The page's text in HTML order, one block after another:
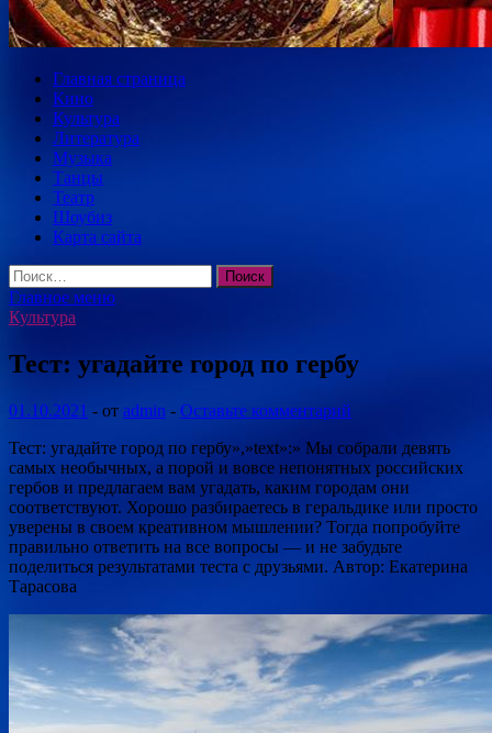
Главная страница
Кино
Культура
Литература
Музыка
Танцы
Театр
Шоубиз
Карта сайта
Найти:
Главное меню
Культура
Тест: угадайте город по гербу
01.10.2021 - от admin - Оставьте комментарий
Тест: угадайте город по гербу»,»text»:» Мы собрали девять
самых необычных, а порой и вовсе непонятных российских
гербов и предлагаем вам угадать, каким городам они
соответствуют. Хорошо разбираетесь в геральдике или просто
уверены в своем креативном мышлении? Тогда попробуйте
правильно ответить на все вопросы — и не забудьте
поделиться результатами теста с друзьями. Автор: Екатерина
Тарасова